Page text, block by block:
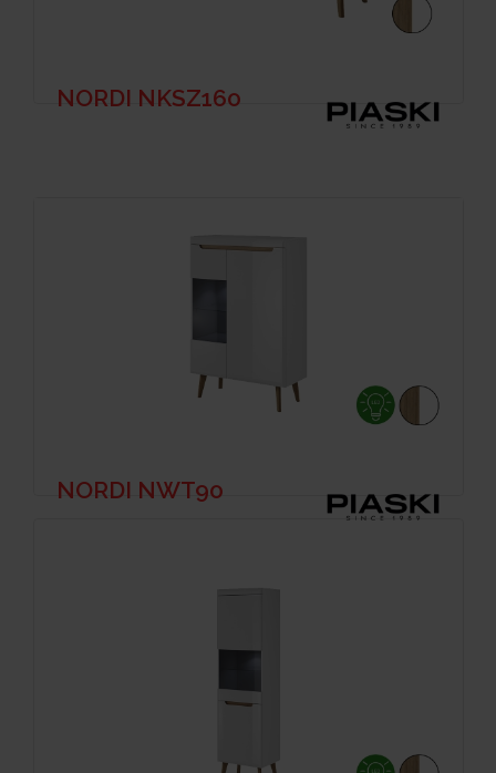
NORDI NKSZ160
NORDI NWT90